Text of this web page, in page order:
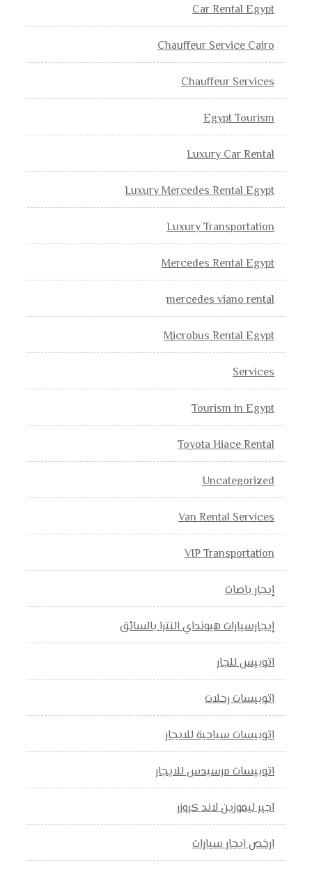
Car Rental Egypt
Chauffeur Service Cairo
Chauffeur Services
Egypt Tourism
Luxury Car Rental
Luxury Mercedes Rental Egypt
Luxury Transportation
Mercedes Rental Egypt
mercedes viano rental
Microbus Rental Egypt
Services
Tourism in Egypt
Toyota Hiace Rental
Uncategorized
Van Rental Services
VIP Transportation
إيجار باصات
إيجارسيارات هيونداي النترا بالسائق
اتوبيس للجار
اتوبيسات رحلات
اتوبيسات سياحية للايجار
اتوبيسات مرسيدس للايجار
اجير ليموزين لاند كروزر
ارخص ايجار سيارات